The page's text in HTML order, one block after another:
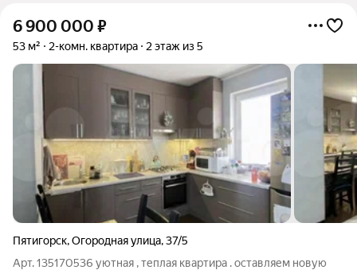
6 900 000 ₽
53 м² 2-комн. квартира 2 этаж из 5
Пятигорск,Огородная улица,37/5
Арт. 135170536 уютная , теплая квартира . оставляем новую